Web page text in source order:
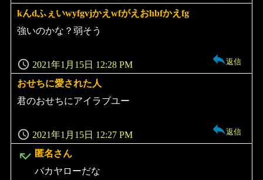
kんdふぇいwyfgvjかえwfがえおhbfかえfg
よ
り:
2021年1月15日 12:28 PM
強いのかな？弱そう
返信
おせちに愛された人
よ
り:
2021年1月15日 12:27 PM
君のおせちにアイラブユー
返信
匿名さん
よ
バカヤローだな